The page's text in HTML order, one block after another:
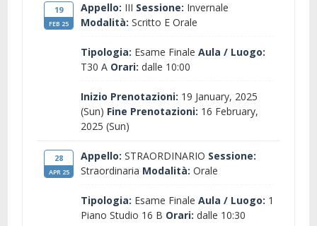
19
FEB 25
Appello: III Sessione: Invernale
Modalità: Scritto E Orale
Tipologia: Esame Finale Aula / Luogo:
T30 A Orari: dalle 10:00
Inizio Prenotazioni: 19 January, 2025
(Sun) Fine Prenotazioni: 16 February,
2025 (Sun)
28
APR 25
Appello: STRAORDINARIO Sessione:
Straordinaria Modalità: Orale
Tipologia: Esame Finale Aula / Luogo: 1
Piano Studio 16 B Orari: dalle 10:30